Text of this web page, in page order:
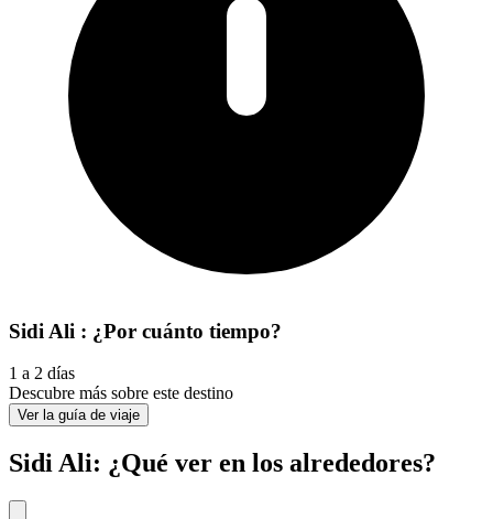
Sidi Ali : ¿Por cuánto tiempo?
1 a 2 días
Descubre más sobre este destino
Ver la guía de viaje
Sidi Ali: ¿Qué ver en los alrededores?